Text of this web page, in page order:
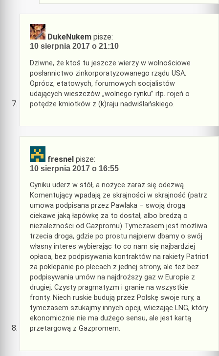
DukeNukem pisze:
10 sierpnia 2017 o 21:10
Dziwne, że ktoś tu jeszcze wierzy w wolnościowe
posłannictwo zinkorporatyzowanego rządu USA.
Oprócz, etatowych, forumowych socjalistów
udających wieszczów „wolnego rynku” itp. rojeń o
potędze kmiotków z (k)raju nadwiślańskiego.
fresnel pisze:
10 sierpnia 2017 o 16:55
Cyniku uderz w stół, a nożyce zaraz się odezwą.
Komentujący wpadają ze skrajności w skrajność (patrz
umowa podpisana przez Pawlaka – swoją drogą
ciekawe jaką łapówkę za to dostał, albo bredzą o
niezalezności od Gazpromu) Tymczasem jest możliwa
trzecia droga, gdzie po prostu najpierw dbamy o swój
własny interes wybierając to co nam się najbardziej
opłaca, bez podpisywania kontraktów na rakiety Patriot
za poklepanie po plecach z jednej strony, ale też bez
podpisywania umów na najdroższy gaz w Europie z
drugiej. Czysty pragmatyzm i granie na wszystkie
fronty. Niech ruskie budują przez Polskę swoje rury, a
tymczasem szukajmy innych opcji, wliczając LNG, który
ekonomicznie nie ma dużego sensu, ale jest kartą
przetargową z Gazpromem.